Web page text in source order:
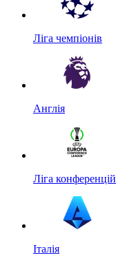
Ліга чемпіонів
Англія
Ліга конференцій
Італія